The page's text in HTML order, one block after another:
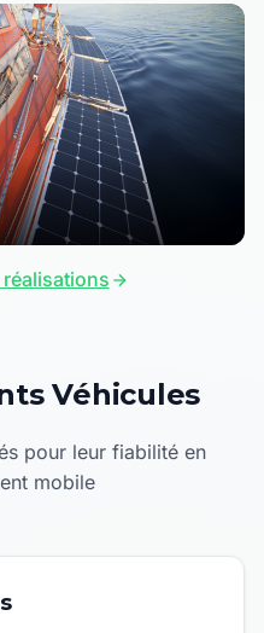
Véhicules
pour leur fiabilité en
mobile